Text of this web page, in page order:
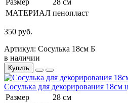
МАТЕРИАЛ пенопласт
350 руб.
Артикул: Сосулька 18см Б
в наличии
Купить
Сосулька для декорирования 18см
Размер
28 см